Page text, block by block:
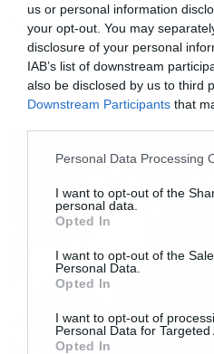
us or personal information
your opt-out. You may
disclosure of your personal
IAB’s list of downstream
also be disclosed by us to third
Downstream Participants that
Please note that this website/
not limited to your visit or usage
grant or deny consent to
use your data for below
consent section.
Personal Data Processing
I want to opt-out of the
personal data.
Opted In
I want to opt-out of the
Personal Data.
Opted In
I want to opt-out of
Personal Data for Targeted
Opted In
Μέχρι τότε όμως
trailer με το Negan να
δείχνει την περίφημη
Tags: NEGAN WALKING
NEWS